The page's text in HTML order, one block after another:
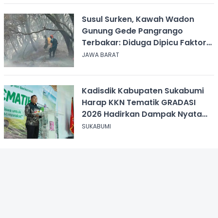
Susul Surken, Kawah Wadon
Gunung Gede Pangrango
Terbakar: Diduga Dipicu Faktor
Alam
JAWA BARAT
Kadisdik Kabupaten Sukabumi
Harap KKN Tematik GRADASI
2026 Hadirkan Dampak Nyata
bagi Masyarakat
SUKABUMI